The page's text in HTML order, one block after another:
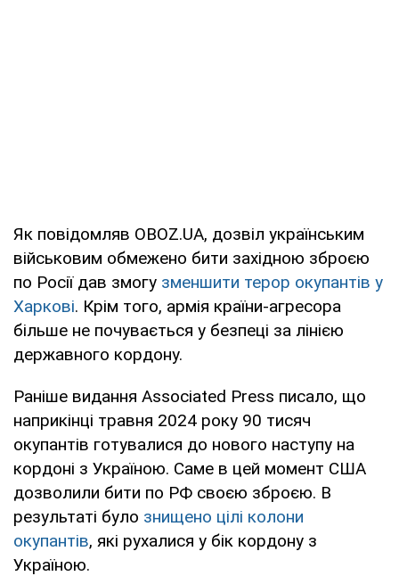
Як повідомляв OBOZ.UA, дозвіл українським
військовим обмежено бити західною зброєю
по Росії дав змогу зменшити терор окупантів у
Харкові. Крім того, армія країни-агресора
більше не почувається у безпеці за лінією
державного кордону.
Раніше видання Associated Press писало, що
наприкінці травня 2024 року 90 тисяч
окупантів готувалися до нового наступу на
кордоні з Україною. Саме в цей момент США
дозволили бити по РФ своєю зброєю. В
результаті було знищено цілі колони
окупантів, які рухалися у бік кордону з
Україною.